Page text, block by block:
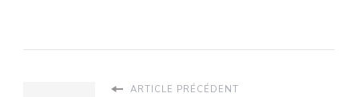
ARTICLE PRÉCÉDENT